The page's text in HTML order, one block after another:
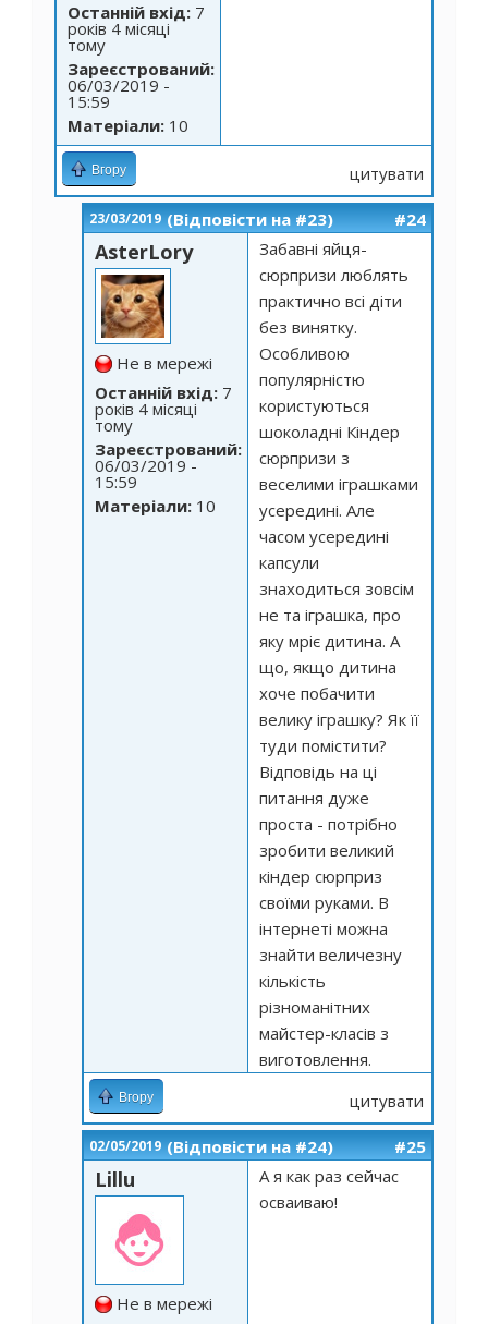
Останній вхід: 7
років 4 місяці
тому
Зареєстрований:
06/03/2019 -
15:59
Матеріали: 10
Вгору цитувати
23/03/2019 (Відповісти на #23) #24
AsterLory
Не в мережі
Останній вхід: 7
років 4 місяці
тому
Зареєстрований:
06/03/2019 -
15:59
Матеріали: 10
Забавні яйця-
сюрпризи люблять
практично всі діти
без винятку.
Особливою
популярністю
користуються
шоколадні Кіндер
сюрпризи з
веселими іграшками
усередині. Але
часом усередині
капсули
знаходиться зовсім
не та іграшка, про
яку мріє дитина. А
що, якщо дитина
хоче побачити
велику іграшку? Як її
туди помістити?
Відповідь на ці
питання дуже
проста - потрібно
зробити великий
кіндер сюрприз
своїми руками. В
інтернеті можна
знайти величезну
кількість
різноманітних
майстер-класів з
виготовлення.
Вгору цитувати
02/05/2019 (Відповісти на #24) #25
Lillu
Не в мережі
А я как раз сейчас
осваиваю!